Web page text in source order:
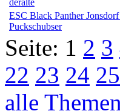
ESC Black Panther
Puckschubser
Seite: 1 2 3
22 23 24 25
alle